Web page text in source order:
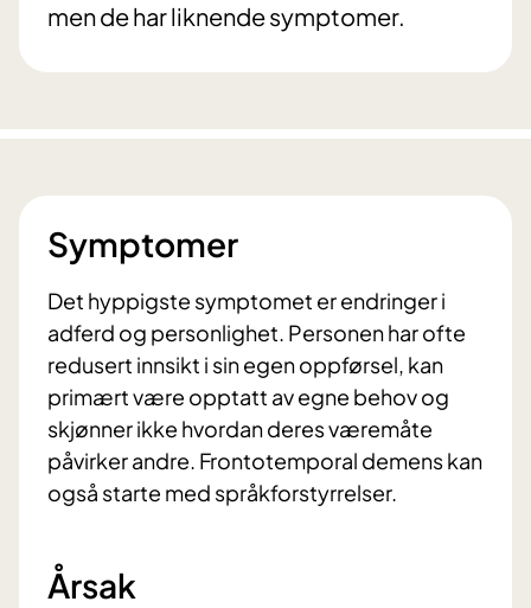
men de har liknende symptomer.
Symptomer
Det hyppigste symptomet er endringer i
adferd og personlighet. Personen har ofte
redusert innsikt i sin egen oppførsel, kan
primært være opptatt av egne behov og
skjønner ikke hvordan deres væremåte
påvirker andre. Frontotemporal demens kan
også starte med språkforstyrrelser.
Årsak